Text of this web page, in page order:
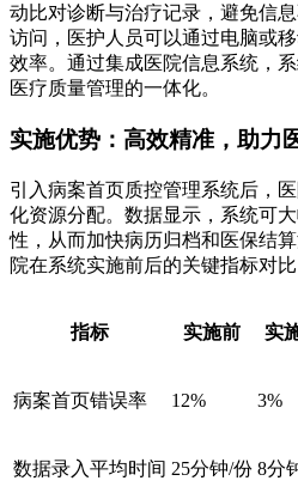
动比对诊断与治疗记录，避免信
访问，医护人员可以通过电脑或
效率。通过集成医院信息系统，
医疗质量管理的一体化。
实施优势：高效精准，助力
引入病案首页质控管理系统后，
化资源分配。数据显示，系统可
性，从而加快病历归档和医保结
院在系统实施前后的关键指标对比
指标 实施前 实
病案首页错误率 12% 3%
数据录入平均时间 25分钟/份 8分